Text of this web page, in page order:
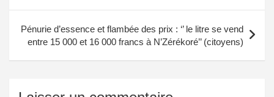
l’article
Pénurie d’essence et flambée des prix : ‘’ le litre se vend
entre 15 000 et 16 000 francs à N’Zérékoré’’ (citoyens)